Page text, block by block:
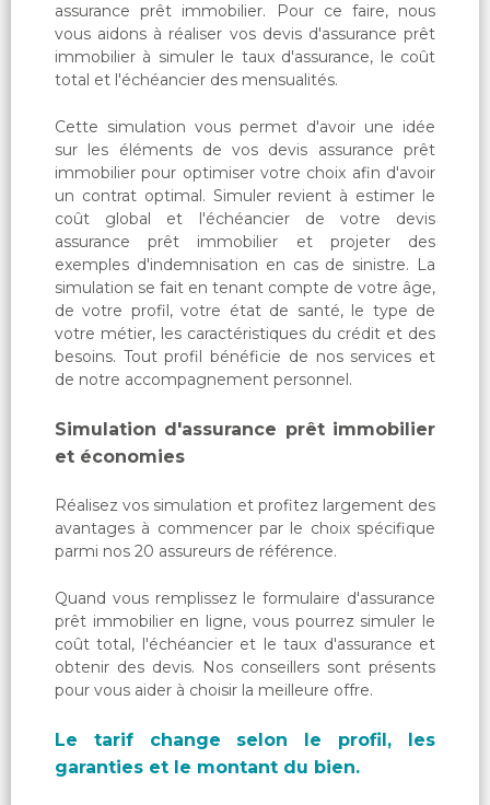
assurance prêt immobilier. Pour ce faire, nous
vous aidons à réaliser vos devis d'assurance prêt
immobilier à simuler le taux d'assurance, le coût
total et l'échéancier des mensualités.
Cette simulation vous permet d'avoir une idée
sur les éléments de vos devis assurance prêt
immobilier pour optimiser votre choix afin d'avoir
un contrat optimal. Simuler revient à estimer le
coût global et l'échéancier de votre devis
assurance prêt immobilier et projeter des
exemples d'indemnisation en cas de sinistre. La
simulation se fait en tenant compte de votre âge,
de votre profil, votre état de santé, le type de
votre métier, les caractéristiques du crédit et des
besoins. Tout profil bénéficie de nos services et
de notre accompagnement personnel.
Simulation d'assurance prêt immobilier
et économies
Réalisez vos simulation et profitez largement des
avantages à commencer par le choix spécifique
parmi nos 20 assureurs de référence.
Quand vous remplissez le formulaire d'assurance
prêt immobilier en ligne, vous pourrez simuler le
coût total, l'échéancier et le taux d'assurance et
obtenir des devis. Nos conseillers sont présents
pour vous aider à choisir la meilleure offre.
Le tarif change selon le profil, les
garanties et le montant du bien.